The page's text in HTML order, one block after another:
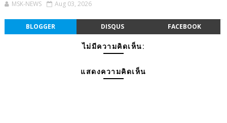
MSK-NEWS Aug 03, 2026
BLOGGER DISQUS FACEBOOK
ไม่มีความคิดเห็น:
แสดงความคิดเห็น